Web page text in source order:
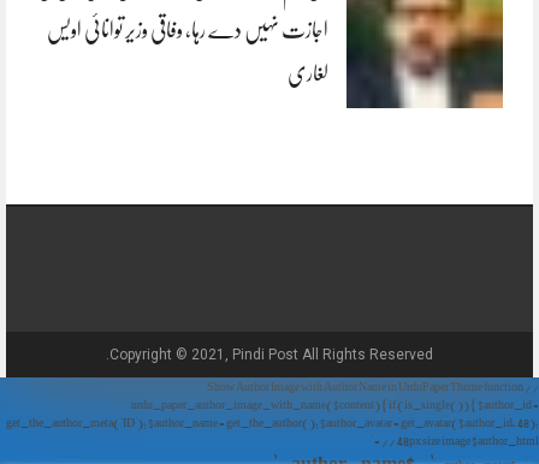
اجازت نہیں دے رہا، وفاقی وزیر توانائی اویس
لغاری
Copyright © 2021, Pindi Post All Rights Reserved.
// Show Author Image with Author Name in UrduPaper Theme function
urdu_paper_author_image_with_name($content) { if (is_single()) { $author_id =
get_the_author_meta('ID'); $author_name = get_the_author(); $author_avatar = get_avatar($author_id, 48);
// 48px size image $author_html = '